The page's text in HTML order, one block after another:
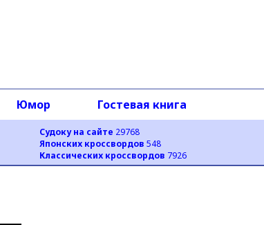
Судоку на сайте 29768
Японских кроссвордов 548
Классических кроссвордов 7926
Юмор Гостевая книга